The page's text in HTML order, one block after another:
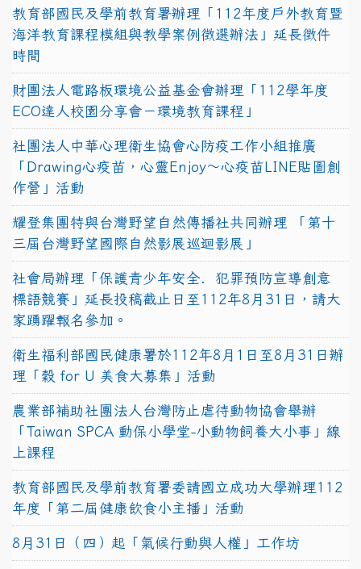
教育部國民及學前教育署辦理「112年度戶外教育暨
海洋教育課程模組與教學案例徵選辦法」延長徵件
時間
財團法人電路板環境公益基金會辦理「112學年度
ECO達人校園分享會－環境教育課程」
社團法人中華心理衛生協會心防疫工作小組推廣
「Drawing心疫苗，心靈Enjoy〜心疫苗LINE貼圖創
作營」活動
耀登集團特與台灣野望自然傳播社共同辦理 「第十
三屆台灣野望國際自然影展巡迴影展」
社會局辦理「保護青少年安全．犯罪預防宣導創意
標語競賽」延長投稿截止日至112年8月31日，請大
家踴躍報名參加。
衛生福利部國民健康署於112年8月1日至8月31日辦
理「穀 for U 美食大募集」活動
農業部補助社團法人台灣防止虐待動物協會舉辦
「Taiwan SPCA 動保小學堂-小動物飼養大小事」線
上課程
教育部國民及學前教育署委請國立成功大學辦理112
年度「第二屆健康飲食小主播」活動
8月31日（四）起「氣候行動與人權」工作坊